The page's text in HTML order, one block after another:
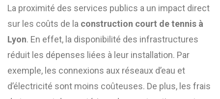
La proximité des services publics a un impact direct
sur les coûts de la construction court de tennis à
Lyon. En effet, la disponibilité des infrastructures
réduit les dépenses liées à leur installation. Par
exemple, les connexions aux réseaux d’eau et
d’électricité sont moins coûteuses. De plus, les frais